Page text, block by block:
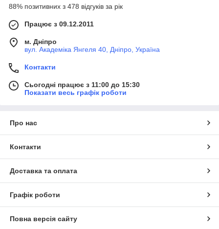
88% позитивних з 478 відгуків за рік
Працює з 09.12.2011
м. Дніпро
вул. Академіка Янгеля 40, Дніпро, Україна
Контакти
Сьогодні працює з 11:00 до 15:30
Показати весь графік роботи
Про нас
Контакти
Доставка та оплата
Графік роботи
Повна версія сайту